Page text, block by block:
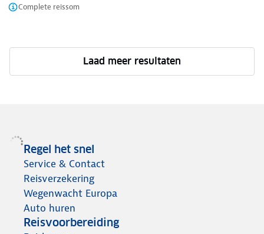
Complete reissom
Laad meer resultaten
Regel het snel
Service & Contact
Reisverzekering
Wegenwacht Europa
Auto huren
Reisvoorbereiding